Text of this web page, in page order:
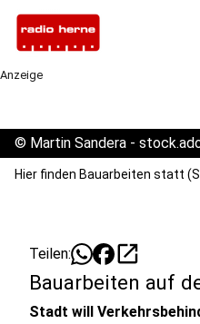
Anzeige
© Martin Sandera -
Hier finden Bauarbeiten statt
Teilen: open_in_new
Bauarbeiten auf
Stadt will